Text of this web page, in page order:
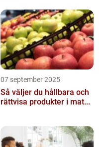
07 september 2025
Så väljer du hållbara och
rättvisa produkter i mat...